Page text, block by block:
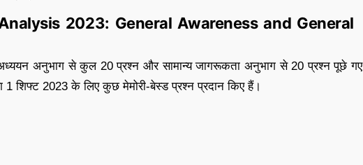
2023: General Awareness and General
अध्ययन अनुभाग से कुल 20 प्रश्न और सामान्य जागरूकता अनुभाग से 20 प्रश्न पूछे गए
1 शिफ्ट 2023 के लिए कुछ मेमोरी-बेस्ड प्रश्न प्रदान किए हैं।